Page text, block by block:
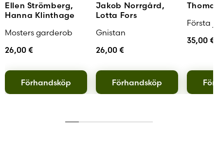
Ellen Strömberg,
Hanna Klinthage
Mosters garderob
26,00 €
Förhandsköp
Jakob Norrgård,
Lotta Fors
Gnistan
26,00 €
Förhandsköp
Första
35,00 €